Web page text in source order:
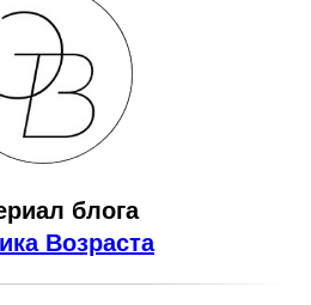
блога
Возраста